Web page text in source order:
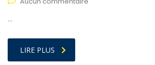
…
LIRE PLUS